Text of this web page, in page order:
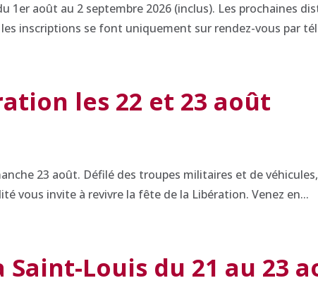
1er août au 2 septembre 2026 (inclus). Les prochaines
inscriptions se font uniquement sur rendez-vous par
les 22 et 23 août
23 août. Défilé des troupes militaires et de
vous invite à revivre la fête de la Libération. Venez en...
Louis du 21 au 23